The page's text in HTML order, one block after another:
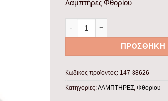
Λαμπτήρες Φθορίου
ΛΑΜΠΑ ΦΘΟΡΙΟΥ Τ8 36W/865
ΠΡΟΣΘΉΚΗ
Κωδικός προϊόντος: 147-88626
Κατηγορίες:ΛΑΜΠΤΗΡΕΣ, Φθορίου